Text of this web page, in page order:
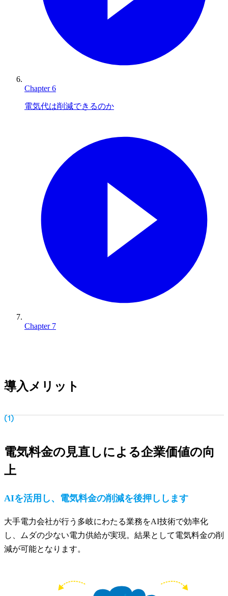
Chapter6
電気代は削減できるのか
Chapter 7
導入メリット
(1)
電気料金の見直しによる企業価値の向
上
AIを活用し、電気料金の削減を後押しします
大手電力会社が行う多岐にわたる業務をAI技術で効率化
し、ムダの少ない電力供給が実現。結果として電気料金の削
減が可能となります。